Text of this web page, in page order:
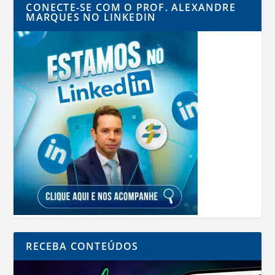
CONECTE-SE COM O PROF. ALEXANDRE
MARQUES NO LINKEDIN
RECEBA CONTEÚDOS